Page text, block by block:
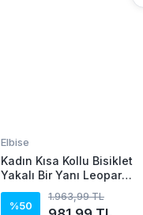
Elbise
Kadın Kısa Kollu Bisiklet
Yakalı Bir Yanı Leopar
Detaylı Uzun Viskon Elbise
%50
1.963,99 TL